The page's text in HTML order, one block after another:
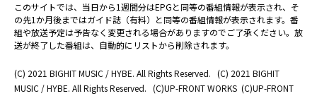
このサイトでは、当日から1週間分はEPGと同等の番組情報が表示され、そ
の先1か月後まではガイド誌（有料）と同等の番組情報が表示されます。番
組や放送予定は予告なく変更される場合がありますのでご了承ください。放
送が終了した番組は、自動的にリストから削除されます。
(C) 2021 BIGHIT MUSIC / HYBE. All Rights Reserved. (C) 2021 BIGHIT
MUSIC / HYBE. All Rights Reserved. (C)UP-FRONT WORKS (C)UP-FRONT